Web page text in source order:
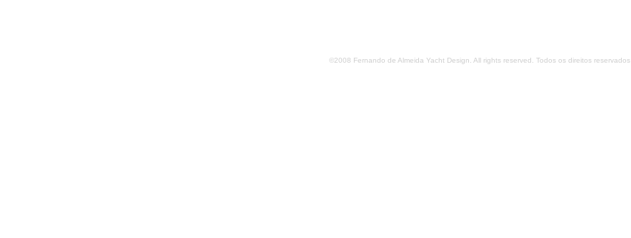
©2008 Fernando de Almeida Yacht Design. All rights reserved. Todos os direitos reservados